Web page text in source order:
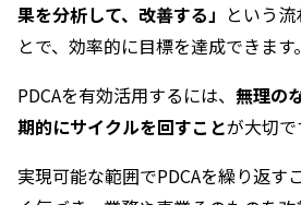
果を分析して、改善する」 という
とで、効率的に目標を達成できます。
PDCAを有効活用するには、 無理の
期的にサイクルを回すことが大切で
実現可能な範囲でPDCAを繰り返す